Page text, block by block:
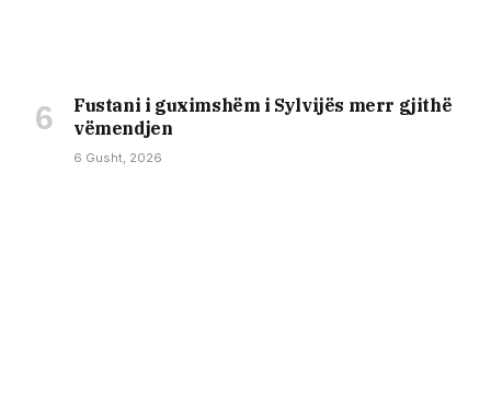
Fustani i guximshëm i Sylvijës merr gjithë
vëmendjen
6 Gusht, 2026